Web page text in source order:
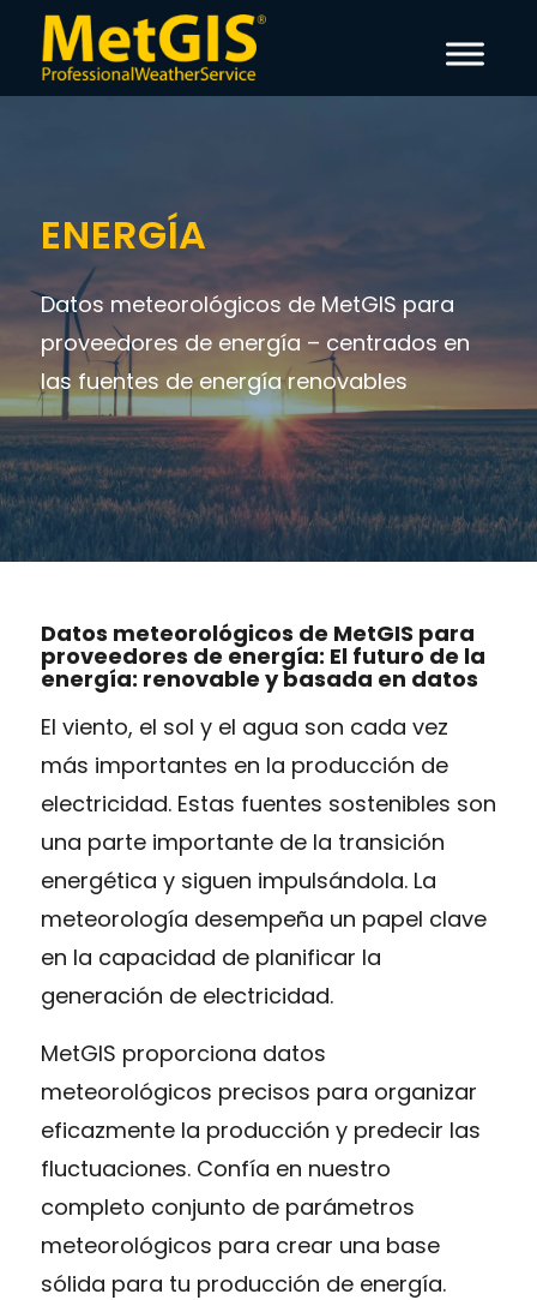
ENERGÍA
Datos meteorológicos de MetGIS para
proveedores de energía – centrados en
las fuentes de energía renovables
Datos meteorológicos de MetGIS para
proveedores de energía: El futuro de la
energía: renovable y basada en datos
El viento, el sol y el agua son cada vez
más importantes en la producción de
electricidad. Estas fuentes sostenibles son
una parte importante de la transición
energética y siguen impulsándola. La
meteorología desempeña un papel clave
en la capacidad de planificar la
generación de electricidad.
MetGIS proporciona datos
meteorológicos precisos para organizar
eficazmente la producción y predecir las
fluctuaciones. Confía en nuestro
completo conjunto de parámetros
meteorológicos para crear una base
sólida para tu producción de energía.